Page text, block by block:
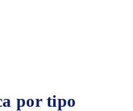
por tipo